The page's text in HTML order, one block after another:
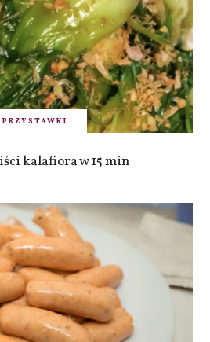
PRZYSTAWKI
kalafiora w 15 min